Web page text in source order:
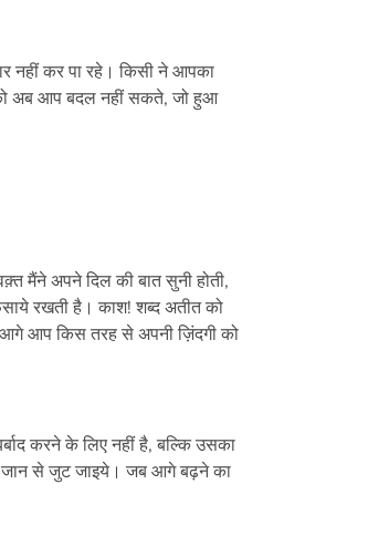
नहीं कर पा रहे। किसी ने आपका
को अब आप बदल नहीं सकते, जो हुआ
मैंने अपने दिल की बात सुनी होती,
रखती है। काश! शब्द अतीत को
आप किस तरह से अपनी ज़िंदगी को
करने के लिए नहीं है, बल्कि उसका
जान से जुट जाइये। जब आगे बढ़ने का